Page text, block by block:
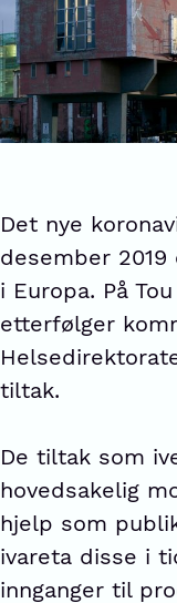
Det nye
desember
i Europa. På
etterfølger
tiltak.
De tiltak som
hovedsakelig
hjelp som
ivareta disse i
innganger til